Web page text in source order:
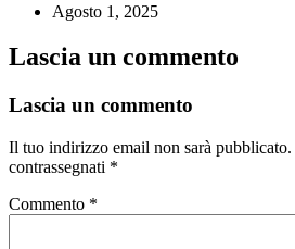
Agosto 1, 2025
Lascia un commento
Lascia un commento
Il tuo indirizzo email non sarà pubblicato.
contrassegnati *
Commento *